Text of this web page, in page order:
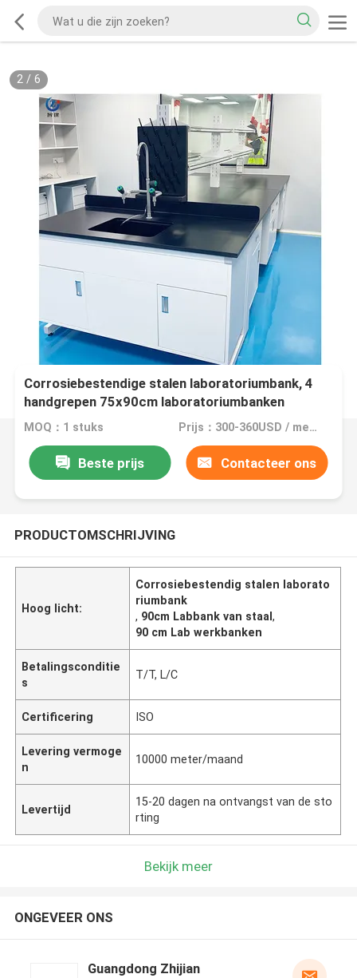
2/ 6
Corrosiebestendige stalen laboratoriumbank, 4
handgrepen 75x90cm laboratoriumbanken
MOQ：1 stuks Prijs：300-360USD / meter
Beste prijs Contacteer ons
PRODUCTOMSCHRIJVING
Hoog licht:
Corrosiebestendig stalen laborato
riumbank
, 90cm Labbank van staal,
90 cm Lab werkbanken
Betalingsconditie
s
T/T, L/C
Certificering ISO
Levering vermoge
n
10000 meter/maand
Levertijd
15-20 dagen na ontvangst van de sto
rting
Bekijk meer
ONGEVEER ONS
Guangdong Zhijian